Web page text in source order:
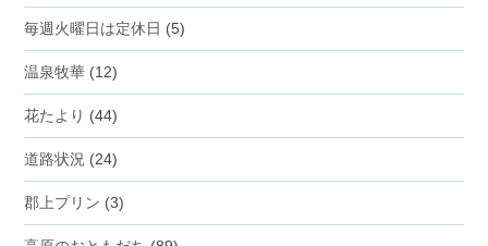
毎週火曜日は定休日 (5)
温泉牧華 (12)
花たより (44)
道路状況 (24)
郡上プリン (3)